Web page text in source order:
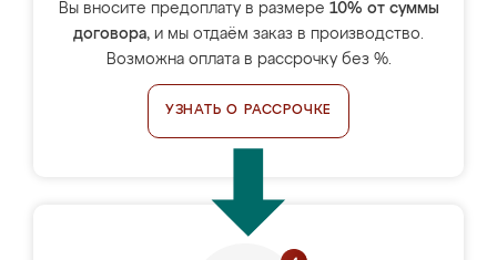
Вы вносите предоплату в размере 10% от суммы
договора, и мы отдаём заказ в производство.
Возможна оплата в рассрочку без %.
УЗНАТЬ О РАССРОЧКЕ